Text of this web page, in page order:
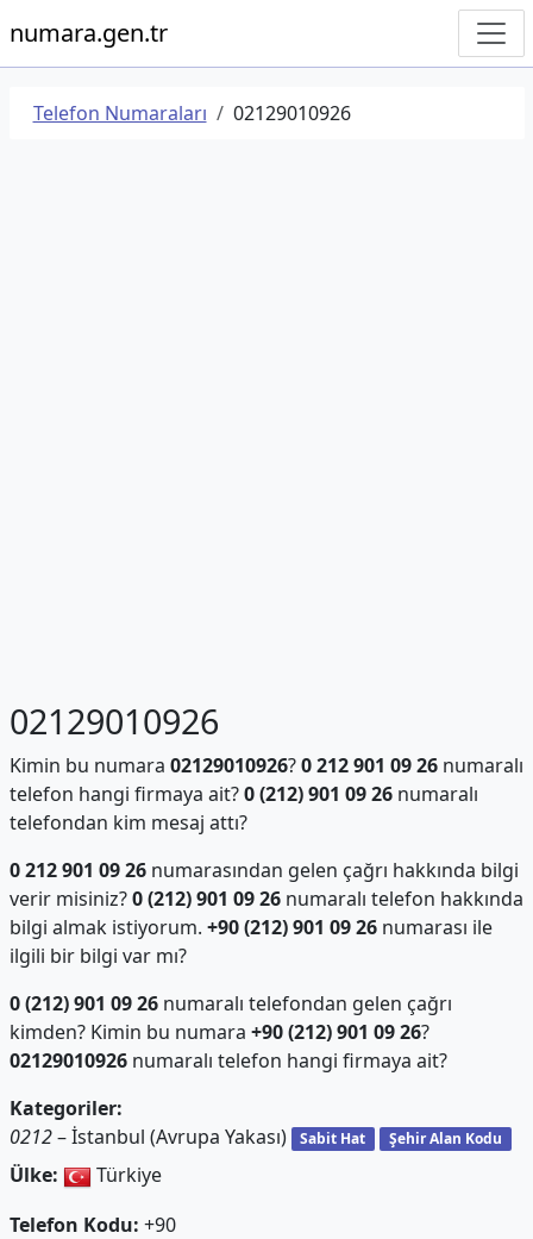
numara.gen.tr
Telefon Numaraları 02129010926
02129010926
Kimin bu numara 02129010926?0 212 901 09 26numaralı
telefon hangi firmaya ait?0 (212) 901 09 26numaralı
telefondan kim mesaj attı?
0 212 901 09 26numarasından gelen çağrı hakkında bilgi
verir misiniz?0 (212) 901 09 26numaralı telefon hakkında
bilgi almak istiyorum. +90 (212) 901 09 26numarası ile
ilgili bir bilgi var mı?
0 (212) 901 09 26numaralı telefondan gelen çağrı
kimden? Kimin bu numara +90 (212) 901 09 26?
02129010926numaralı telefon hangi firmaya ait?
Kategoriler:
0212– İstanbul (Avrupa Yakası) Sabit Hat Şehir Alan Kodu
Ülke:
Türkiye
Telefon Kodu: +90